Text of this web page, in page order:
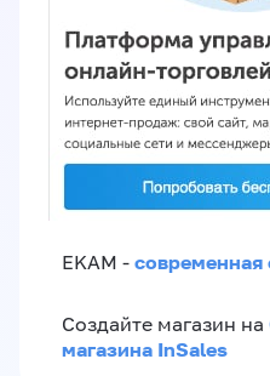
EKAM - современная
Создайте магазин на
магазина InSales